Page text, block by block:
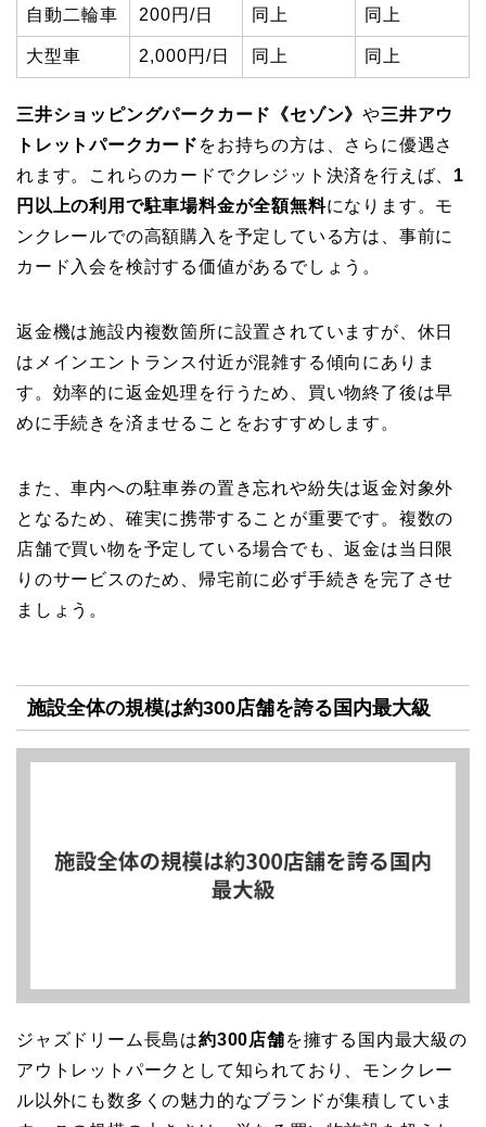
自動二輪車 200円/日 同上 同上
大型車 2,000円/日 同上 同上
三井ショッピングパークカード《セゾン》や三井アウ
トレットパークカード をお持ちの方は、さらに優遇さ
れます。これらのカードでクレジット決済を行えば、 1
円以上の利用で駐車場料金が全額無料になります。モ
ンクレールでの高額購入を予定している方は、事前に
カード入会を検討する価値があるでしょう。
返金機は施設内複数箇所に設置されていますが、休日
はメインエントランス付近が混雑する傾向にありま
す。効率的に返金処理を行うため、買い物終了後は早
めに手続きを済ませることをおすすめします。
また、車内への駐車券の置き忘れや紛失は返金対象外
となるため、確実に携帯することが重要です。複数の
店舗で買い物を予定している場合でも、返金は当日限
りのサービスのため、帰宅前に必ず手続きを完了させ
ましょう。
施設全体の規模は約300店舗を誇る国内最大級
ジャズドリーム長島は約300店舗を擁する国内最大級の
アウトレットパークとして知られており、モンクレー
ル以外にも数多くの魅力的なブランドが集積していま